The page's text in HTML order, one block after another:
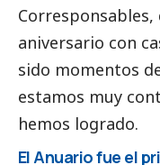
Corresponsables,
aniversario con
sido momentos
estamos muy
hemos logrado.
El Anuario fue el